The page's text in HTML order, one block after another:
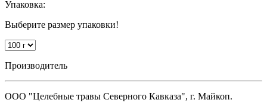
Упаковка:
Выберите размер упаковки!
Производитель
ООО "Целебные травы Северного Кавказа", г. Майкоп.